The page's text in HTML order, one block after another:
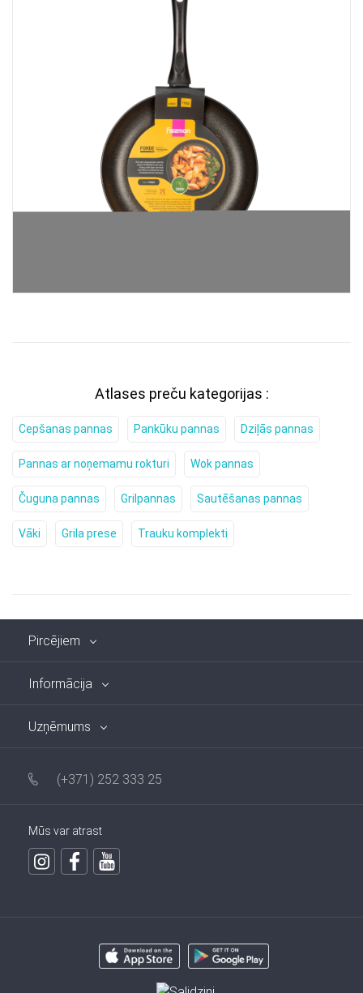
Atlases preču kategorijas :
Cepšanas pannas Pankūku pannas Dziļās pannas
Pannas ar noņemamu rokturi Wok pannas
Čuguna pannas Grilpannas Sautēšanas pannas
Vāki Grila prese Trauku komplekti
Pircējiem
Informācija
Uzņēmums
(+371) 252 333 25
Mūs var atrast